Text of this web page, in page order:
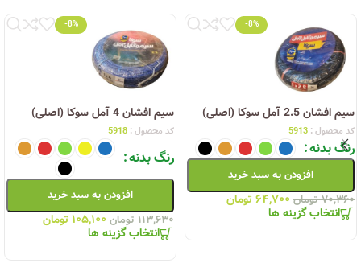
-8%
سیم افشان 2.5 آمل سوکا (اصلی)
کد محصول : 5913
رنگ بدنه
افزودن به سبد خرید
۷۰,۳۶۰ تومان ۶۴,۷۰۰تومان
انتخاب گزینه ها
-8%
سیم افشان 4 آمل سوکا (اصلی)
کد محصول : 5918
رنگ بدنه
افزودن به سبد خرید
۱۱۳,۶۳۰ تومان ۱۰۵,۱۰۰ تومان
انتخاب گزینه ها